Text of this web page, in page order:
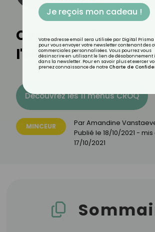
Comment faire
l'effet yoyo ?
Découvrez les 11 menus CROQ
MINCEUR ParAmandine
Publié le 18/10/2021 - mis
17/10/2021
Je reçois mon cadeau !
Votre adresse email sera utilisée par Digital Prisma
pour vous envoyer votre newsletter contenant des
commerciales personnalisées. Vous pourrez vous
désinscrire en utilisant le lien de désabonnement
dans la newsletter. Pour en savoir plus et exercer
prenez connaissance de notre Charte de